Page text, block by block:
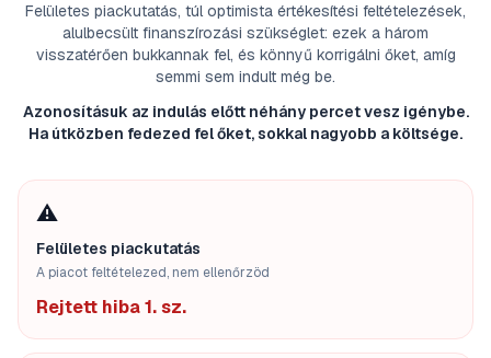
Felületes piackutatás, túl optimista értékesítési feltételezések,
alulbecsült finanszírozási szükséglet: ezek a három
visszatérően bukkannak fel, és könnyű korrigálni őket, amíg
semmi sem indult még be.
Azonosításuk az indulás előtt néhány percet vesz igénybe.
Ha útközben fedezed fel őket, sokkal nagyobb a költsége.
⚠️
Felületes piackutatás
A piacot feltételezed, nem ellenőrzöd
Rejtett hiba 1. sz.